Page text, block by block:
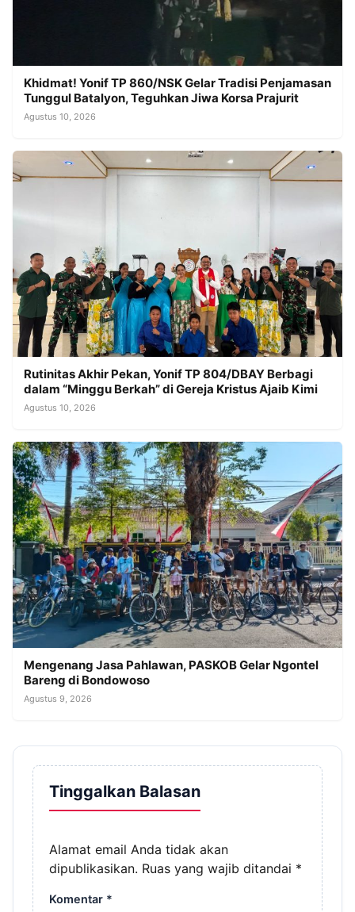
Khidmat! Yonif TP 860/NSK Gelar Tradisi Penjamasan
Tunggul Batalyon, Teguhkan Jiwa Korsa Prajurit
Agustus 10, 2026
Rutinitas Akhir Pekan, Yonif TP 804/DBAY Berbagi
dalam “Minggu Berkah” di Gereja Kristus Ajaib Kimi
Agustus 10, 2026
Mengenang Jasa Pahlawan, PASKOB Gelar Ngontel
Bareng di Bondowoso
Agustus 9, 2026
Tinggalkan Balasan
Alamat email Anda tidak akan
dipublikasikan. Ruas yang wajib ditandai *
Komentar *